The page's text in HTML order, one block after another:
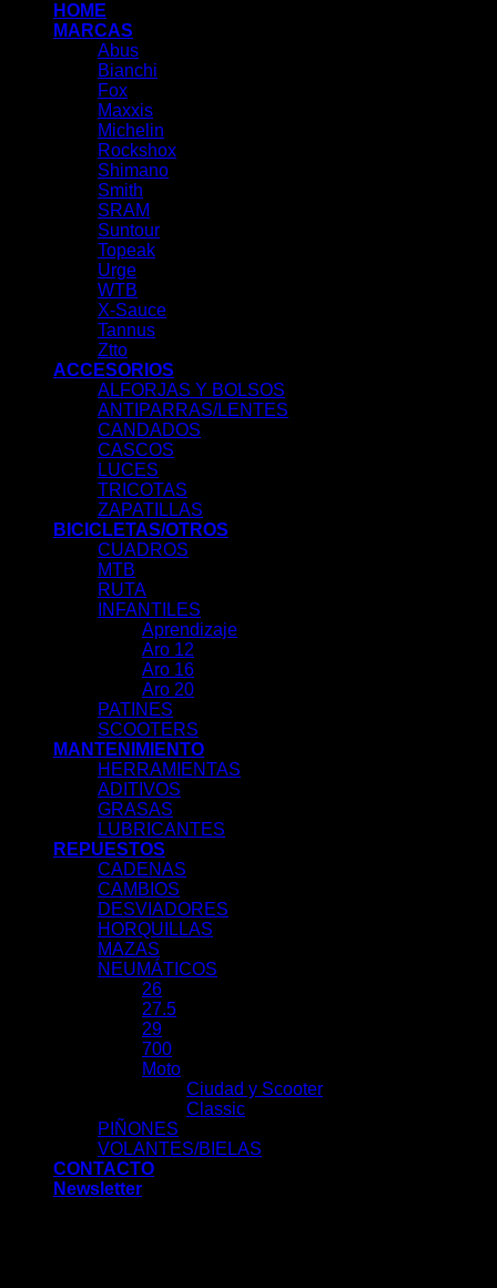
HOME
MARCAS
Abus
Bianchi
Fox
Maxxis
Michelin
Rockshox
Shimano
Smith
SRAM
Suntour
Topeak
Urge
WTB
X-Sauce
Tannus
Ztto
ACCESORIOS
ALFORJAS Y BOLSOS
ANTIPARRAS/LENTES
CANDADOS
CASCOS
LUCES
TRICOTAS
ZAPATILLAS
BICICLETAS/OTROS
CUADROS
MTB
RUTA
INFANTILES
Aprendizaje
Aro 12
Aro 16
Aro 20
PATINES
SCOOTERS
MANTENIMIENTO
HERRAMIENTAS
ADITIVOS
GRASAS
LUBRICANTES
REPUESTOS
CADENAS
CAMBIOS
DESVIADORES
HORQUILLAS
MAZAS
NEUMÁTICOS
26
27.5
29
700
Moto
Ciudad y Scooter
Classic
PIÑONES
VOLANTES/BIELAS
CONTACTO
Newsletter